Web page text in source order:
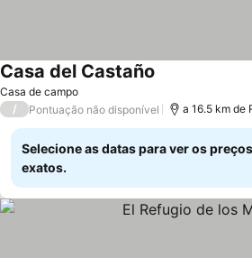
Casa de campo
Casa del Castaño
/ Pontuação não disponível a 16.5 km de
Selecione as datas para ver os preços
exatos.